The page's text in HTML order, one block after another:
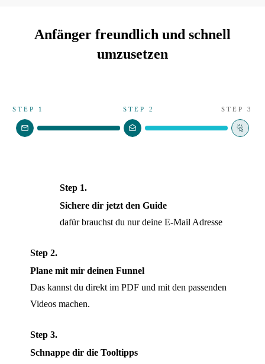
Anfänger freundlich und schnell
umzusetzen
STEP 1 STEP 2 STEP 3
Step 1.
Sichere dir jetzt den Guide
dafür brauchst du nur deine E-Mail Adresse
Step 2.
Plane mit mir deinen Funnel
Das kannst du direkt im PDF und mit den passenden
Videos machen.
Step 3.
Schnappe dir die Tooltipps